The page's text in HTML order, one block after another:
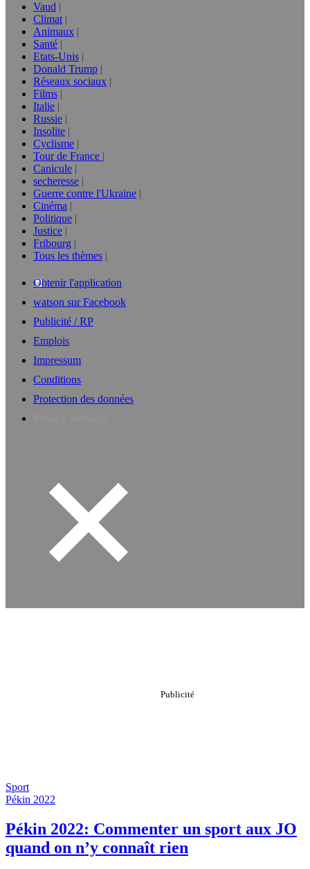
Vaud
Climat
Animaux
Santé
Etats-Unis
Donald Trump
Réseaux sociaux
Films
Italie
Russie
Insolite
Cyclisme
Tour de France
Canicule
secheresse
Guerre contre l'Ukraine
Cinéma
Politique
Justice
Fribourg
Tous les thèmes
Obtenir l'application
watson sur Facebook
Publicité / RP
Emplois
Impressum
Conditions
Protection des données
Sport
Pékin 2022
Pékin 2022: Commenter un sport aux JO
quand on n’y connaît rien